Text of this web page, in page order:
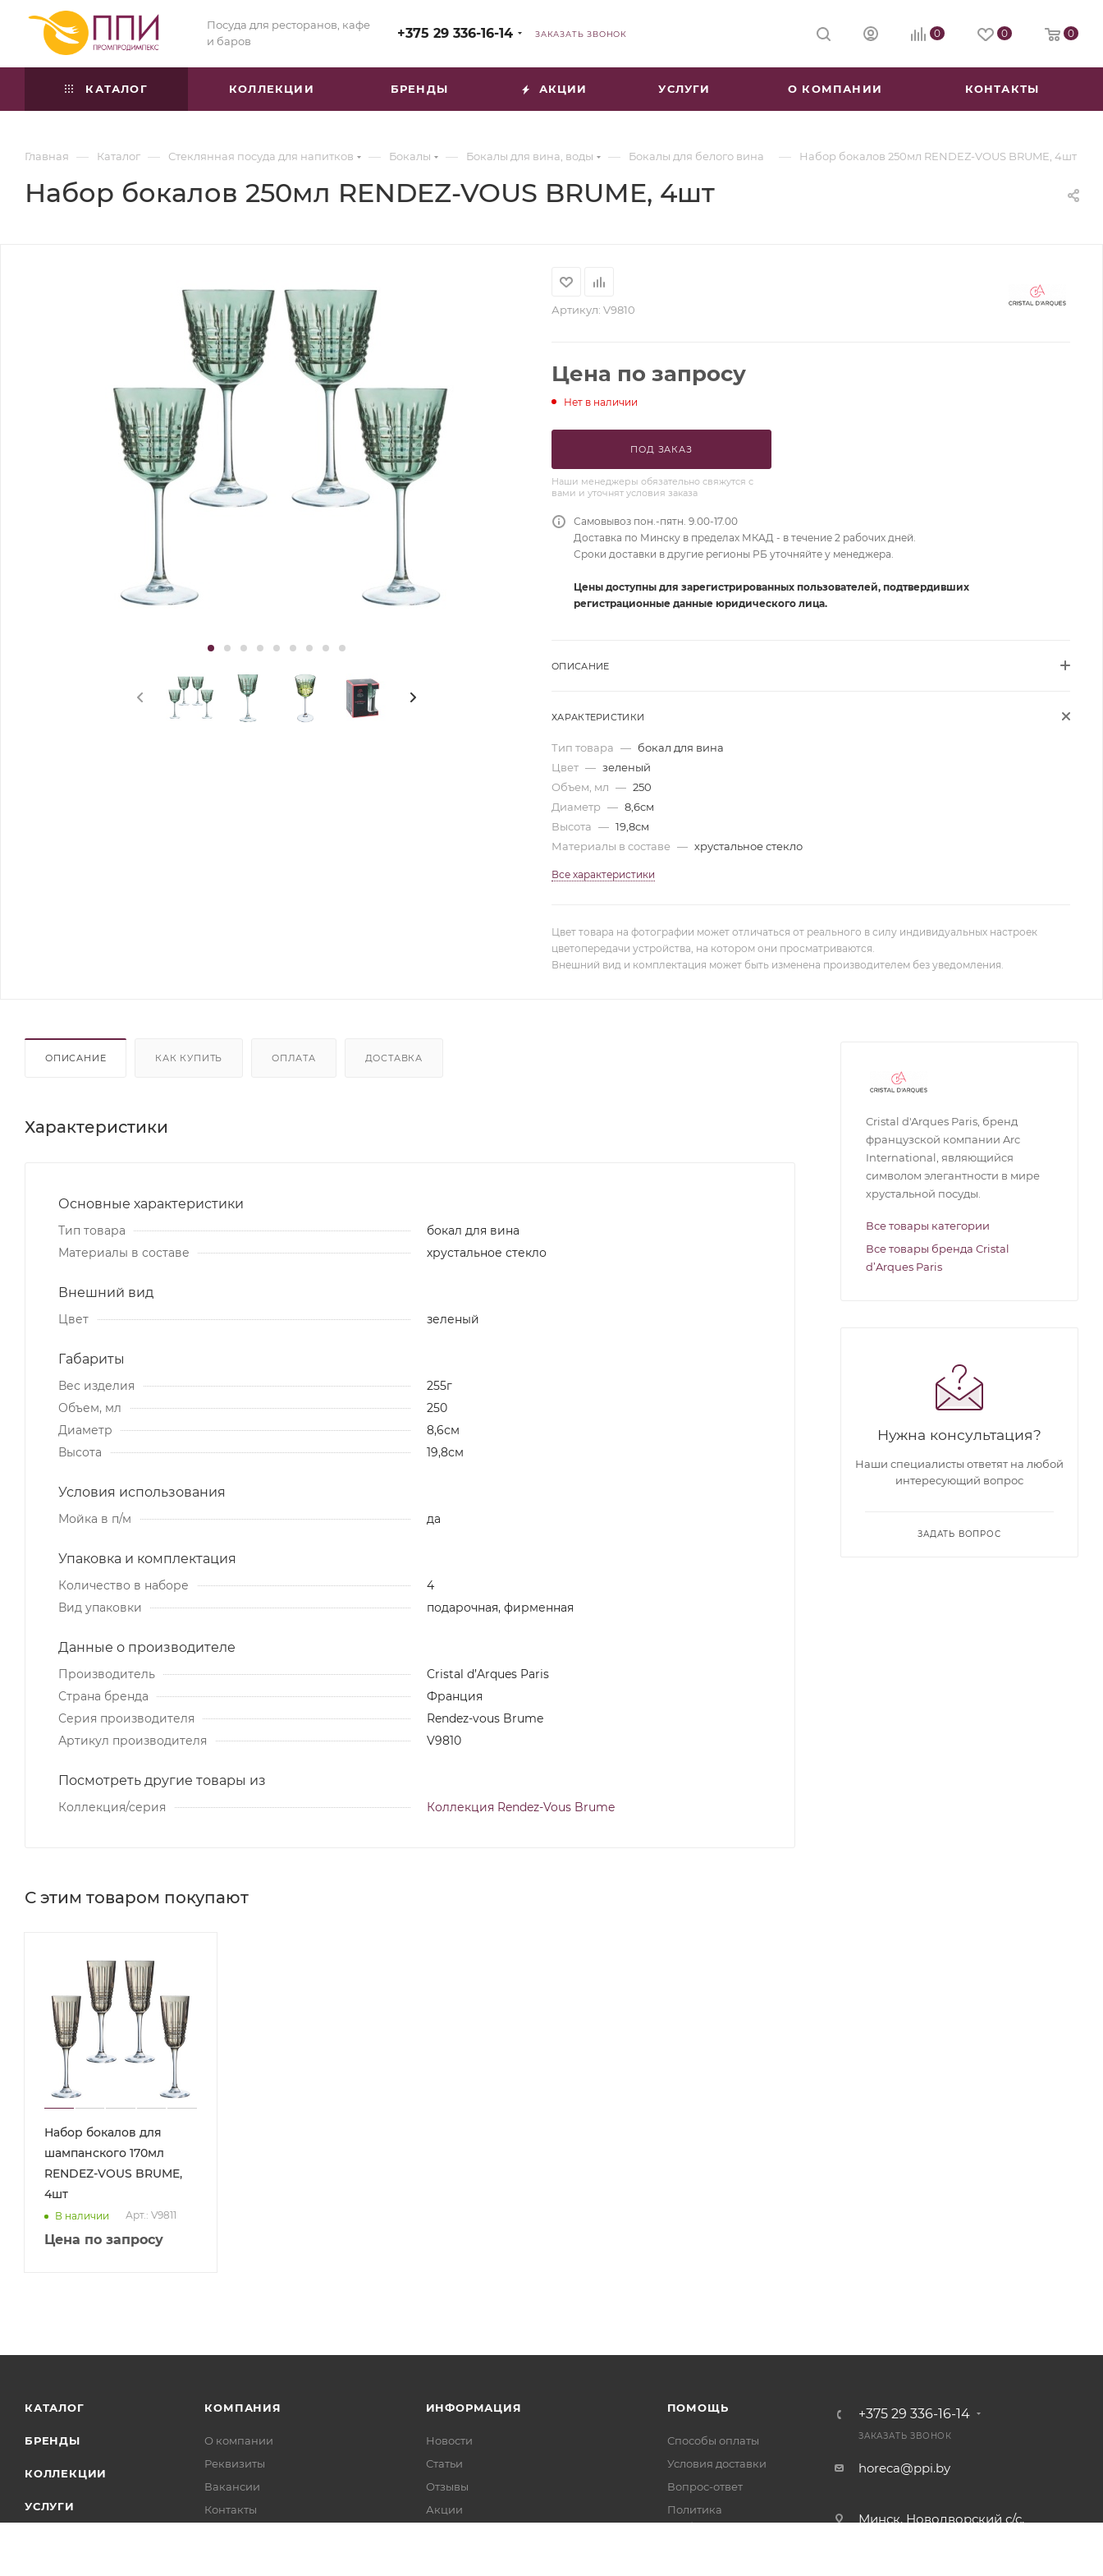
Посуда для ресторанов, кафе
и баров
+375 29 336-16-14 ЗАКАЗАТЬ ЗВОНОК 0 0 0
КАТАЛОГ КОЛЛЕКЦИИ БРЕНДЫ АКЦИИ УСЛУГИ О КОМПАНИИ КОНТАКТЫ
Главная — Каталог — Стеклянная посуда для напитков — Бокалы — Бокалы для вина, воды — Бокалы для белого вина — Набор бокалов 250мл RENDEZ-VOUS BRUME, 4шт
Набор бокалов 250мл RENDEZ-VOUS BRUME, 4шт
Артикул: V9810
Цена по запросу
Нет в наличии
ПОД ЗАКАЗ
Наши менеджеры обязательно свяжутся с
вами и уточнят условия заказа
Самовывоз пон.-пятн. 9.00-17.00
Доставка по Минску в пределах МКАД - в течение 2 рабочих дней.
Сроки доставки в другие регионы РБ уточняйте у менеджера.
Цены доступны для зарегистрированных пользователей, подтвердивших
регистрационные данные юридического лица.
ОПИСАНИЕ
ХАРАКТЕРИСТИКИ
Тип товара — бокал для вина
Цвет — зеленый
Объем, мл — 250
Диаметр — 8,6см
Высота — 19,8см
Материалы в составе — хрустальное стекло
Все характеристики
Цвет товара на фотографии может отличаться от реального в силу индивидуальных настроек
цветопередачи устройства, на котором они просматриваются.
Внешний вид и комплектация может быть изменена производителем без уведомления.
ОПИСАНИЕ КАК КУПИТЬ ОПЛАТА ДОСТАВКА
Характеристики
Основные характеристики
Тип товара
бокал для вина
Материалы в составе
хрустальное стекло
Внешний вид
Цвет зеленый
Габариты
Вес изделия
255г
Объем, мл
250
Диаметр
8,6см
Высота
19,8см
Условия использования
Мойка в п/м да
Упаковка и комплектация
Количество в наборе
4
Вид упаковки
подарочная, фирменная
Данные о производителе
Производитель
Cristal d’Arques Paris
Страна бренда
Франция
Серия производителя
Rendez-vous Brume
Артикул производителя
V9810
Посмотреть другие товары из
Коллекция/серия Коллекция Rendez-Vous Brume
С этим товаром покупают
Набор бокалов для
шампанского 170мл
RENDEZ-VOUS BRUME,
4шт
В наличии Арт.: V9811
Цена по запросу
Cristal d'Arques Paris, бренд
французской компании Arc
International, являющийся
символом элегантности в мире
хрустальной посуды.
Все товары категории
Все товары бренда Cristal
d’Arques Paris
Нужна консультация?
Наши специалисты ответят на любой
интересующий вопрос
ЗАДАТЬ ВОПРОС
КАТАЛОГ
БРЕНДЫ
КОЛЛЕКЦИИ
УСЛУГИ
КОМПАНИЯ
О компании
Реквизиты
Вакансии
Контакты
ИНФОРМАЦИЯ
Новости
Статьи
Отзывы
Акции
ПОМОЩЬ
Способы оплаты
Условия доставки
Вопрос-ответ
Политика
конфиденциальности
+375 29 336-16-14
ЗАКАЗАТЬ ЗВОНОК
horeca@ppi.by
Минск, Новодворский с/с,